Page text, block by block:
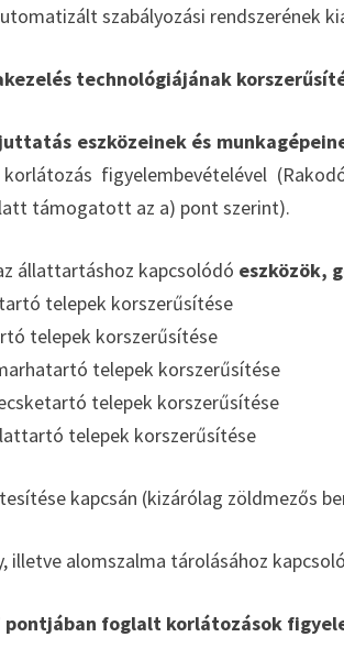
szabályozási rendszerének
technológiájának
eszközeinek és
figyelembevételével
támogatott az a) pont szerint).
állattartáshoz kapcsolódó eszközök,
telepek korszerűsítése
telepek korszerűsítése
telepek korszerűsítése
telepek korszerűsítése
telepek korszerűsítése
kapcsán (kizárólag zöldmezős
illetve alomszalma tárolásához
pontjában foglalt korlátozások